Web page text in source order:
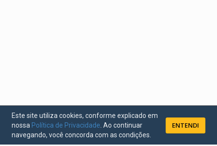
Este site utiliza cookies, conforme explicado em
nossa Política de Privacidade . Ao continuar
navegando, você concorda com as condições.
ENTENDI